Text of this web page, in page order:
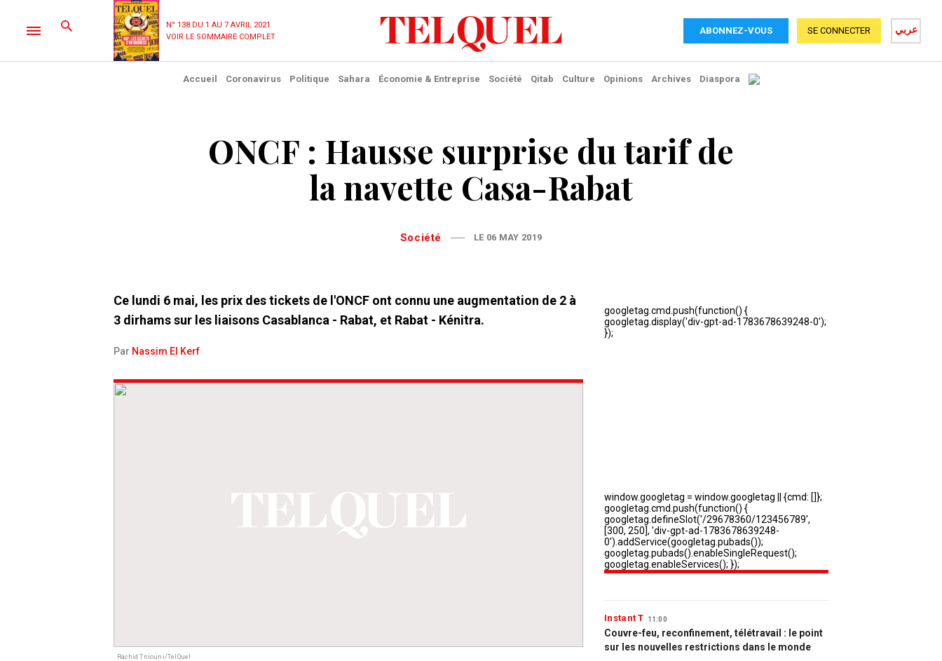
N° 138 DU 1 AU 7 AVRIL 2021
VOIR LE SOMMAIRE COMPLET
ABONNEZ-VOUS عربي SE CONNECTER
Accueil Coronavirus Politique Sahara Économie & Entreprise Société Qitab Culture Opinions Archives Diaspora
ONCF : Hausse surprise du tarif de
la navette Casa-Rabat
Société LE 06 MAY 2019
Ce lundi 6 mai, les prix des tickets de l'ONCF ont connu une augmentation de 2 à
3 dirhams sur les liaisons Casablanca - Rabat, et Rabat - Kénitra.
Par Nassim El Kerf
Rachid Tniouni/TelQuel
Instant T 11:00
Couvre-feu, reconfinement, télétravail : le point
sur les nouvelles restrictions dans le monde